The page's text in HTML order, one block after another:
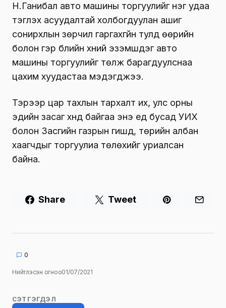
Н.Ганибал авто машины торгуулийг нэг удаа
тэглэх асуудалтай холбогдуулан ашиг
сонирхлын зөрчил гаргахгүйн тулд өөрийн
болон гэр бүлийн хүний эзэмшдэг авто
машины торгуулийг төлж барагдуулснаа
цахим хуудастаа мэдэгджээ.
Тэрээр цар тахлын тархалт их, улс орны
эдийн засаг хүнд байгаа энэ үед бусад УИХ
болон Засгийн газрын гишүүд, төрийн албан
хаагчдыг торгуулиа төлөхийг уриалсан
байна.
Share Tweet
0
Нийтлэсэн огноо01/07/2021
СЭТГЭГДЭЛ